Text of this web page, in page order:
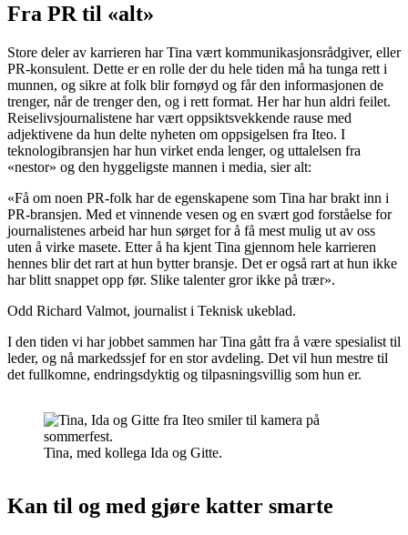
Fra PR til «alt»
Store deler av karrieren har Tina vært kommunikasjonsrådgiver, eller
PR-konsulent. Dette er en rolle der du hele tiden må ha tunga rett i
munnen, og sikre at folk blir fornøyd og får den informasjonen de
trenger, når de trenger den, og i rett format. Her har hun aldri feilet.
Reiselivsjournalistene har vært oppsiktsvekkende rause med
adjektivene da hun delte nyheten om oppsigelsen fra Iteo. I
teknologibransjen har hun virket enda lenger, og uttalelsen fra
«nestor» og den hyggeligste mannen i media, sier alt:
«Få om noen PR-folk har de egenskapene som Tina har brakt inn i
PR-bransjen. Med et vinnende vesen og en svært god forståelse for
journalistenes arbeid har hun sørget for å få mest mulig ut av oss
uten å virke masete. Etter å ha kjent Tina gjennom hele karrieren
hennes blir det rart at hun bytter bransje. Det er også rart at hun ikke
har blitt snappet opp før. Slike talenter gror ikke på trær».
Odd Richard Valmot, journalist i Teknisk ukeblad.
I den tiden vi har jobbet sammen har Tina gått fra å være spesialist til
leder, og nå markedssjef for en stor avdeling. Det vil hun mestre til
det fullkomne, endringsdyktig og tilpasningsvillig som hun er.
Tina, med kollega Ida og Gitte.
Kan til og med gjøre katter smarte